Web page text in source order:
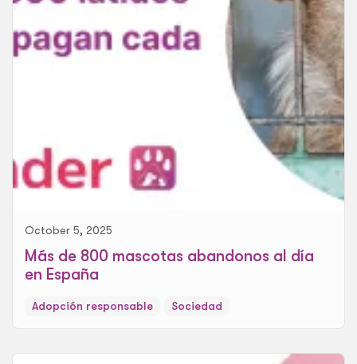
October 5, 2025
Más de 800 mascotas abandonos al día
en España
Adopción responsable Sociedad